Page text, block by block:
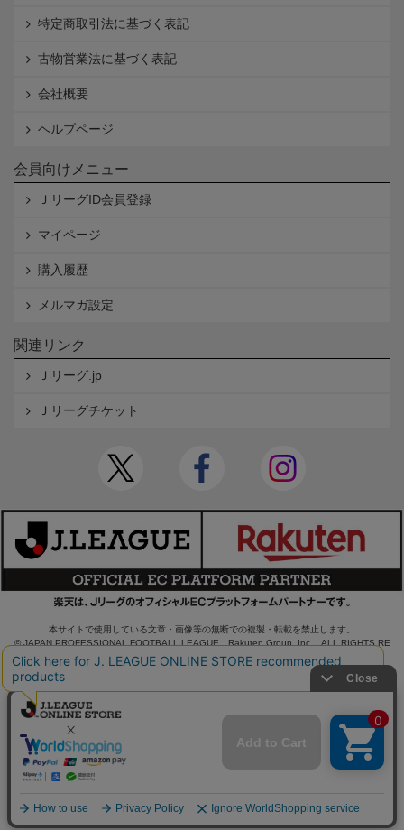
特定商取引法に基づく表記
古物営業法に基づく表記
会社概要
ヘルプページ
会員向けメニュー
ＪリーグID会員登録
マイページ
購入履歴
メルマガ設定
関連リンク
Ｊリーグ.jp
Ｊリーグチケット
本サイトで使用している文章・画像等の無断での複製・転載を禁止します。
© JAPAN PROFESSIONAL FOOTBALL LEAGUE Rakuten Group, Inc. ALL RIGHTS RE
SERVED.